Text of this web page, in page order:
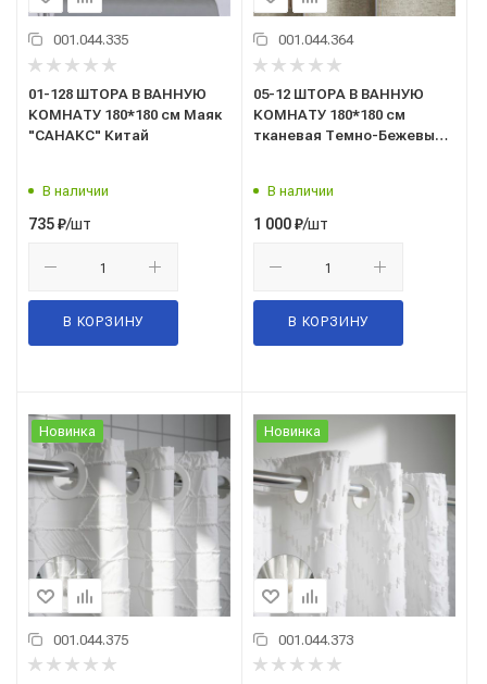
001.044.335
01-128 ШТОРА В ВАННУЮ
КОМНАТУ 180*180 см Маяк
"САНАКС" Китай
В наличии
735₽/шт
В КОРЗИНУ
001.044.364
05-12 ШТОРА В ВАННУЮ
КОМНАТУ 180*180 см
тканевая Темно-Бежевый
В наличии
1 000₽/шт
В КОРЗИНУ
Новинка
001.044.375
Новинка
001.044.373